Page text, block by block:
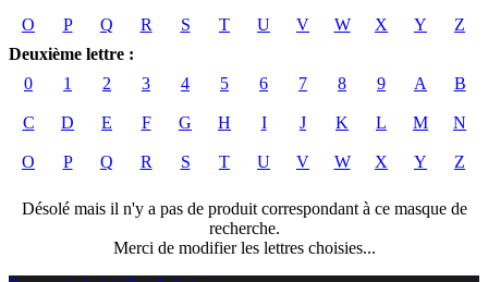
O P Q R S T U V W X Y
Z
Deuxième lettre :
0
1 2 3 4 5 6 7 8 9 A B
C D E F G H I J K L M N
O P Q R S T U V W X Y Z
Désolé mais il n'y a pas de produit correspondant à ce masque de
recherche.
Merci de modifier les lettres choisies...